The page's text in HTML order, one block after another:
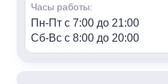
Часы работы:
Пн-Пт с 7:00 до 21:00
Сб-Вс с 8:00 до 20:00